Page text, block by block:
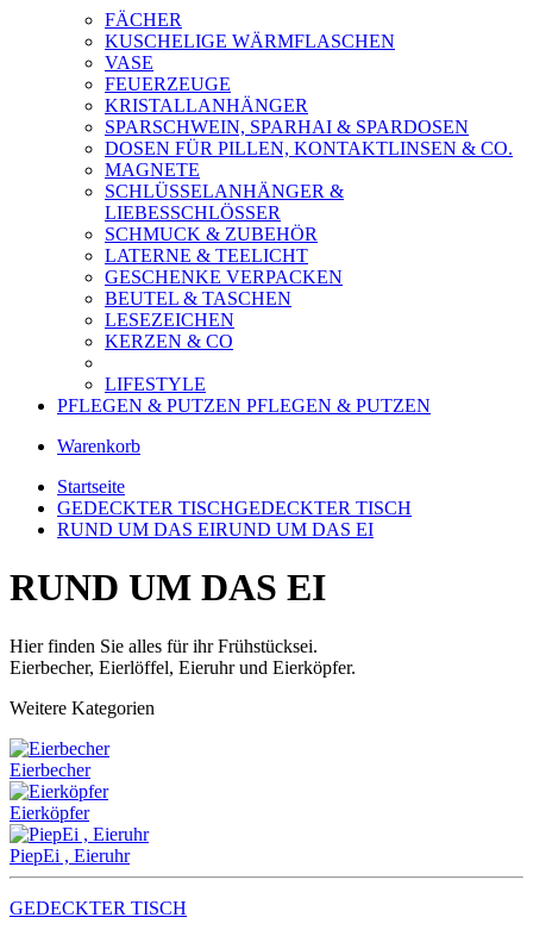
FÄCHER
KUSCHELIGE WÄRMFLASCHEN
VASE
FEUERZEUGE
KRISTALLANHÄNGER
SPARSCHWEIN, SPARHAI & SPARDOSEN
DOSEN FÜR PILLEN, KONTAKTLINSEN & CO.
MAGNETE
SCHLÜSSELANHÄNGER &
LIEBESSCHLÖSSER
SCHMUCK & ZUBEHÖR
LATERNE & TEELICHT
GESCHENKE VERPACKEN
BEUTEL & TASCHEN
LESEZEICHEN
KERZEN & CO
LIFESTYLE
PFLEGEN & PUTZEN PFLEGEN & PUTZEN
Warenkorb
Startseite
GEDECKTER TISCHGEDECKTER TISCH
RUND UM DAS EIRUND UM DAS EI
RUND UM DAS EI
Hier finden Sie alles für ihr Frühstücksei.
Eierbecher, Eierlöffel, Eieruhr und Eierköpfer.
Weitere Kategorien
Eierbecher
Eierköpfer
PiepEi , Eieruhr
GEDECKTER TISCH